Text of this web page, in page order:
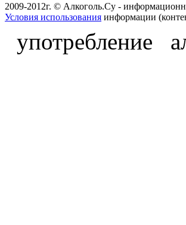
2009-2012г. © Алкоголь.Су -
Условия использования информации
употребление